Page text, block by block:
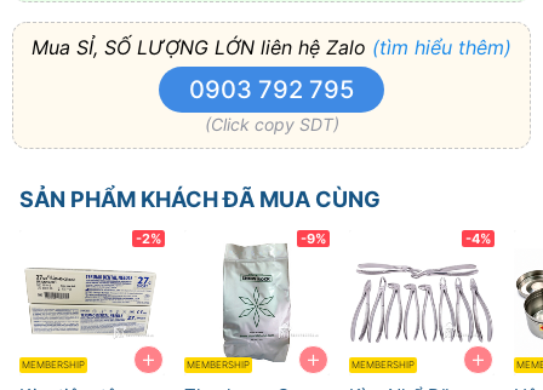
Mua SỈ, SỐ LƯỢNG LỚN liên hệ Zalo (tìm hiểu thêm)
0903 792 795
(Click copy SDT)
SẢN PHẨM KHÁCH ĐÃ MUA CÙNG
+
-2%
MEMBERSHIP +
-9%
MEMBERSHIP +
-4%
MEMBERSHIP